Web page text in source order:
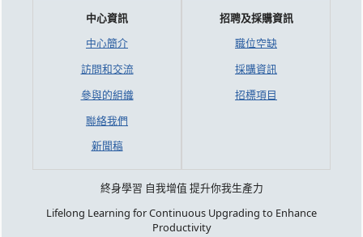
中心資訊
中心簡介
訪問和交流
參與的組織
聯絡我們
新聞稿
招聘及採購資訊
職位空缺
採購資訊
招標項目
終身學習 自我增值 提升你我生產力
Lifelong Learning for Continuous Upgrading to Enhance
Productivity